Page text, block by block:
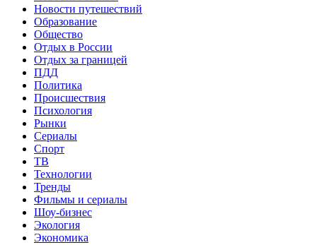
Новости путешествий
Образование
Общество
Отдых в России
Отдых за границей
ПДД
Политика
Происшествия
Психология
Рынки
Сериалы
Спорт
ТВ
Технологии
Тренды
Фильмы и сериалы
Шоу-бизнес
Экология
Экономика